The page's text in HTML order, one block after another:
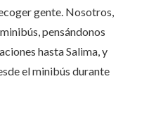
gente. Nosotros,
pensándonos
hasta Salima, y
el minibús durante